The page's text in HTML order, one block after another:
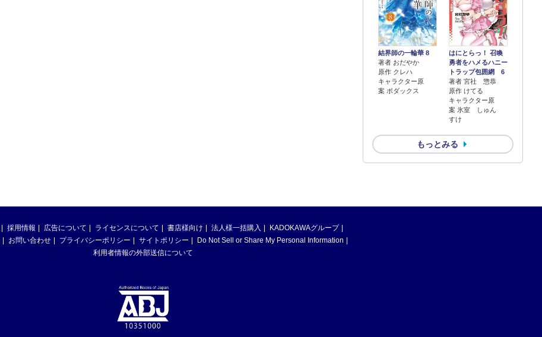
結界師の一輪華 8
著者 おだやか
原作 クレハ
キャラクター原
案 ボダックス
はにとらっ！ 召喚
勇者をハメるハニー
トラップ包囲網 6
著者 宮社 惣恭
原作 けてる
キャラクター原
案 氷室 しゅん
すけ
もっとみる
採用情報 広告について ライセンスについて 書店様向け 法人様一括購入
KADOKAWAグループ
お問い合わせ プライバシーポリシー サイトポリシー
Do Not Sell or Share My Personal Information
利用者情報の外部送信について